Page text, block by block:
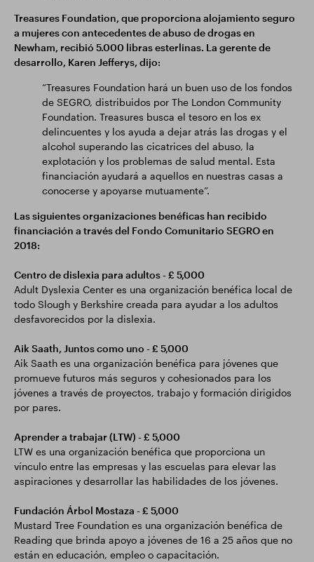
Treasures Foundation, que proporciona alojamiento seguro
a mujeres con antecedentes de abuso de drogas en
Newham, recibió 5.000 libras esterlinas. La gerente de
desarrollo, Karen Jefferys, dijo:
“Treasures Foundation hará un buen uso de los fondos
de SEGRO, distribuidos por The London Community
Foundation. Treasures busca el tesoro en los ex
delincuentes y los ayuda a dejar atrás las drogas y el
alcohol superando las cicatrices del abuso, la
explotación y los problemas de salud mental. Esta
financiación ayudará a aquellos en nuestras casas a
conocerse y apoyarse mutuamente”.
Las siguientes organizaciones benéficas han recibido
financiación a través del Fondo Comunitario SEGRO en
2018:
Centro de dislexia para adultos - £ 5,000
Adult Dyslexia Center es una organización benéfica local de
todo Slough y Berkshire creada para ayudar a los adultos
desfavorecidos por la dislexia.
Aik Saath, Juntos como uno - £ 5,000
Aik Saath es una organización benéfica para jóvenes que
promueve futuros más seguros y cohesionados para los
jóvenes a través de proyectos, trabajo y formación dirigidos
por pares.
Aprender a trabajar (LTW) - £ 5,000
LTW es una organización benéfica que proporciona un
vínculo entre las empresas y las escuelas para elevar las
aspiraciones y desarrollar las habilidades de los jóvenes.
Fundación Árbol Mostaza - £ 5,000
Mustard Tree Foundation es una organización benéfica de
Reading que brinda apoyo a jóvenes de 16 a 25 años que no
están en educación, empleo o capacitación.